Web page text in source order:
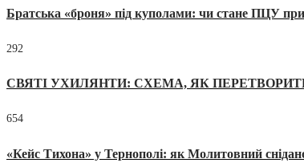
Братська «броня» під куполами: чи стане ПЦУ
292
СВЯТІ УХИЛЯНТИ: СХЕМА, ЯК
654
«Кейс Тихона» у Тернополі: як Молитовний